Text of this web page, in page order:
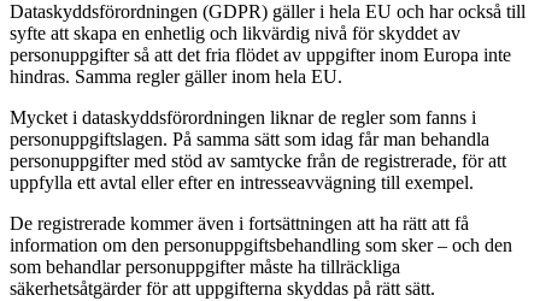
Dataskyddsförordningen (GDPR) gäller i hela EU och har också till
syfte att skapa en enhetlig och likvärdig nivå för skyddet av
personuppgifter så att det fria flödet av uppgifter inom Europa inte
hindras. Samma regler gäller inom hela EU.
Mycket i dataskyddsförordningen liknar de regler som fanns i
personuppgiftslagen. På samma sätt som idag får man behandla
personuppgifter med stöd av samtycke från de registrerade, för att
uppfylla ett avtal eller efter en intresseavvägning till exempel.
De registrerade kommer även i fortsättningen att ha rätt att få
information om den personuppgiftsbehandling som sker – och den
som behandlar personuppgifter måste ha tillräckliga
säkerhetsåtgärder för att uppgifterna skyddas på rätt sätt.